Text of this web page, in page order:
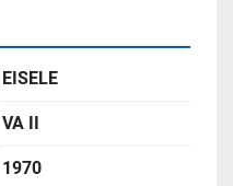
EISELE
VA II
1970